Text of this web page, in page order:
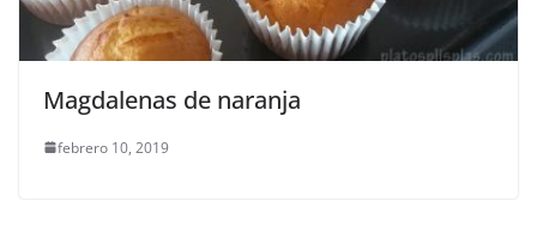
Magdalenas de naranja
febrero 10, 2019